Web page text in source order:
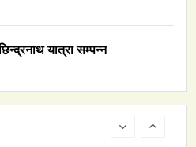
यात्रा सम्पन्न
समाज
आज मनाइँदै
22, 2026